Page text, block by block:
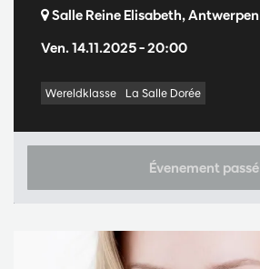
Ven. 14.11.2025– 20:00
Salle Reine Elisabeth, Antwerpen
Wereldklasse La Salle Dorée
Évenement passé